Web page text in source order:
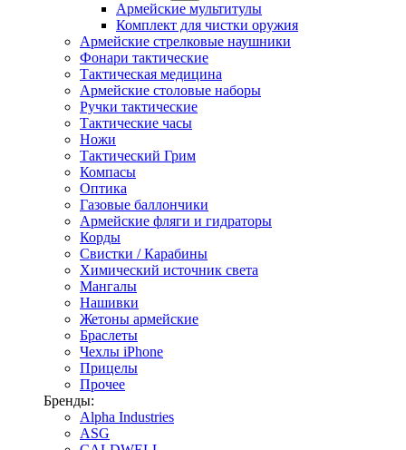
Армейские мультитулы
Комплект для чистки оружия
Армейские стрелковые наушники
Фонари тактические
Тактическая медицина
Армейские столовые наборы
Ручки тактические
Тактические часы
Ножи
Тактический Грим
Компасы
Оптика
Газовые баллончики
Армейские фляги и гидраторы
Корды
Свистки / Карабины
Химический источник света
Мангалы
Нашивки
Жетоны армейские
Браслеты
Чехлы iPhone
Прицелы
Прочее
Бренды:
Alpha Industries
ASG